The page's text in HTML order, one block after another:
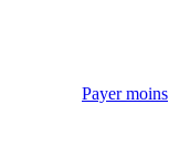
Payer moins